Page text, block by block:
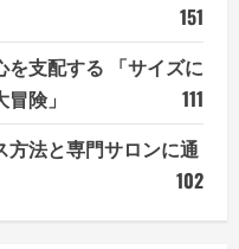
151
支配する 「サイズに
険」
111
法と専門サロンに通
102